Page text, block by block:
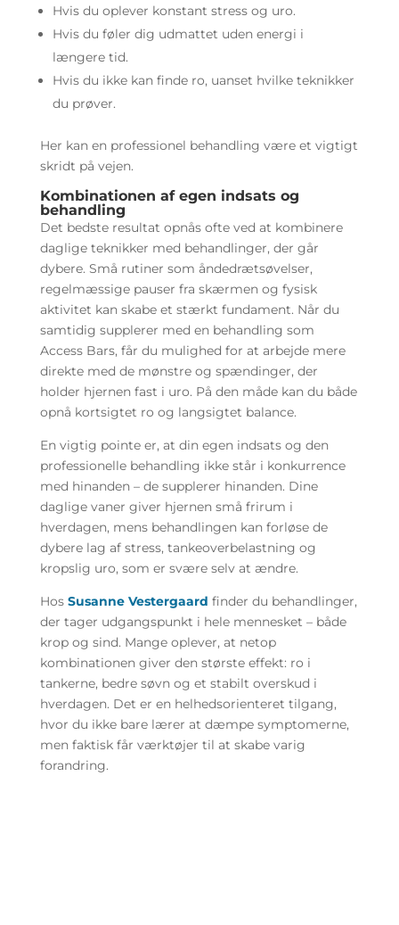
Hvis du oplever konstant stress og uro.
Hvis du føler dig udmattet uden energi i
længere tid.
Hvis du ikke kan finde ro, uanset hvilke teknikker
du prøver.
Her kan en professionel behandling være et vigtigt
skridt på vejen.
Kombinationen af egen indsats og
behandling
Det bedste resultat opnås ofte ved at kombinere
daglige teknikker med behandlinger, der går
dybere. Små rutiner som åndedrætsøvelser,
regelmæssige pauser fra skærmen og fysisk
aktivitet kan skabe et stærkt fundament. Når du
samtidig supplerer med en behandling som
Access Bars, får du mulighed for at arbejde mere
direkte med de mønstre og spændinger, der
holder hjernen fast i uro. På den måde kan du både
opnå kortsigtet ro og langsigtet balance.
En vigtig pointe er, at din egen indsats og den
professionelle behandling ikke står i konkurrence
med hinanden – de supplerer hinanden. Dine
daglige vaner giver hjernen små frirum i
hverdagen, mens behandlingen kan forløse de
dybere lag af stress, tankeoverbelastning og
kropslig uro, som er svære selv at ændre.
Hos Susanne Vestergaard finder du behandlinger,
der tager udgangspunkt i hele mennesket – både
krop og sind. Mange oplever, at netop
kombinationen giver den største effekt: ro i
tankerne, bedre søvn og et stabilt overskud i
hverdagen. Det er en helhedsorienteret tilgang,
hvor du ikke bare lærer at dæmpe symptomerne,
men faktisk får værktøjer til at skabe varig
forandring.